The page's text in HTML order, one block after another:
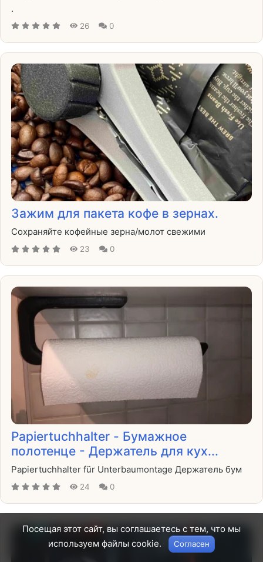
.
26 0
Зажим для пакета кофе в зернах.
Сохраняйте кофейные зерна/молот свежими
23 0
Papiertuchhalter - Бумажное
полотенце - Держатель для кух...
Papiertuchhalter für Unterbaumontage Держатель бум
24 0
Посещая этот сайт, вы соглашаетесь с тем, что мы
используем файлы cookie.
Согласен